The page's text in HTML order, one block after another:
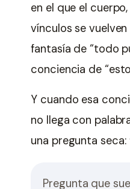
en el que el
vínculos se
fantasía de “todo
conciencia de
Y cuando esa
no llega con
una pregunta seca:
Pregunta que